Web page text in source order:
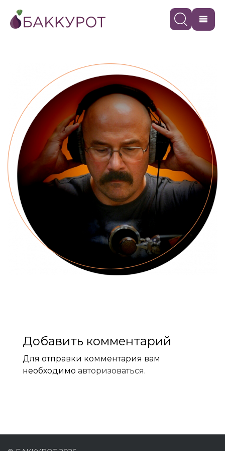
Добавить комментарий
Для отправки комментария вам
необходимо авторизоваться.